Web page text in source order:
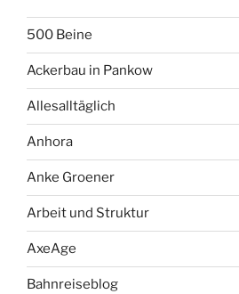
500 Beine
Ackerbau in Pankow
Allesalltäglich
Anhora
Anke Groener
Arbeit und Struktur
AxeAge
Bahnreiseblog